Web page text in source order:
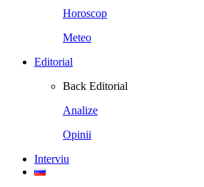
Horoscop
Meteo
Editorial
Back Editorial
Analize
Opinii
Interviu